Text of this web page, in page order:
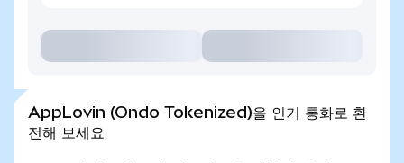
AppLovin (Ondo Tokenized)을 인기 통화로 환
전해 보세요